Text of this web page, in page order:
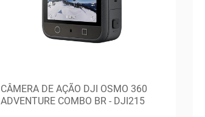
CÂMERA DE AÇÃO DJI OSMO 360
ADVENTURE COMBO BR - DJI215